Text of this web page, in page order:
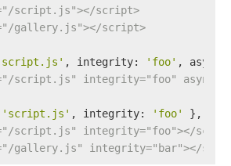
script.js"></script>
gallery.js"></script>
, integrity: 'foo' , async
script.js" integrity="foo"
'script.js' , integrity: 'foo' }, {
script.js" integrity="foo"></
gallery.js" integrity="bar"></